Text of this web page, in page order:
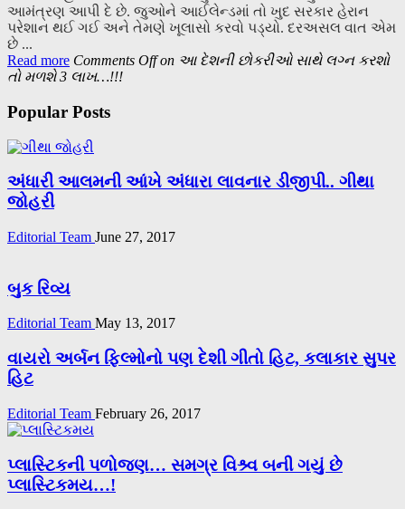
આમંત્રણ આપી દે છે. જુઓને આઈલેન્ડમાં તો ખુદ સરકાર હેરાન
પરેશાન થઈ ગઈ અને તેમણે ખૂલાસો કરવો પડ્યો. દરઅસલ વાત એમ
છે ...
Read more Comments Offon આ દેશની છોકરીઓ સાથે લગ્ન કરશો
તો મળશે 3 લાખ…!!!
Popular Posts
અંધારી આલમની આંખે અંધારા લાવનાર ડીજીપી.. ગીથા
જોહરી
Editorial Team June 27, 2017
બુક રિવ્ય
Editorial Team May 13, 2017
વાયરો અર્બન ફિલ્મોનો પણ દેશી ગીતો હિટ, કલાકાર સુપર
હિટ
Editorial Team February 26, 2017
પ્લાસ્ટિકની પળોજણ… સમગ્ર વિશ્ર્વ બની ગયું છે
પ્લાસ્ટિકમય…!